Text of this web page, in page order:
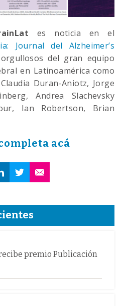
es noticia en el
Journal del Alzheimer’s
del gran equipo
en Latinoamérica como
Duran-Aniotz, Jorge
Andrea Slachevsky
Ian Robertson, Brian
acá
premio Publicación